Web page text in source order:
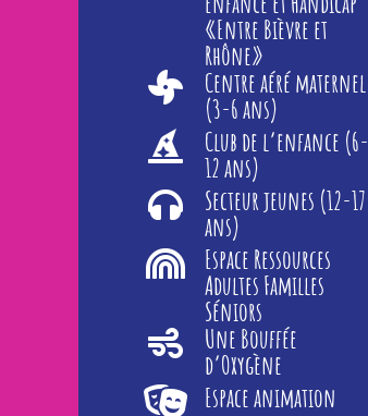
«Entre Bièvre et
Rhône»
Centre aéré maternel
(3-6 ans)
Club de l’enfance (6-
12 ans)
Secteur jeunes (12-17
ans)
Espace Ressources
Adultes Familles
Séniors
Une Bouffée
d’Oxygène
Espace animation